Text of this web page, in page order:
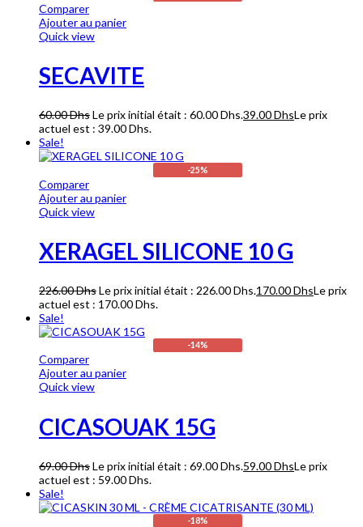
Comparer
Ajouter au panier
Quick view
SECAVITE
60.00DhsLe prix initial était : 60.00 Dhs.39.00DhsLe prix
actuel est : 39.00 Dhs.
Sale!
-25%
Comparer
Ajouter au panier
Quick view
XERAGEL SILICONE 10 G
226.00DhsLe prix initial était : 226.00 Dhs.170.00DhsLe prix
actuel est : 170.00 Dhs.
Sale!
-14%
Comparer
Ajouter au panier
Quick view
CICASOUAK 15G
69.00DhsLe prix initial était : 69.00 Dhs.59.00DhsLe prix
actuel est : 59.00 Dhs.
Sale!
-18%